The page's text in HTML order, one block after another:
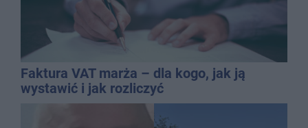
Faktura VAT marża – dla kogo, jak ją
wystawić i jak rozliczyć